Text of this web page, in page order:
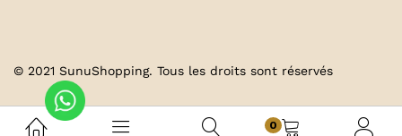
© 2021 SunuShopping. Tous les droits sont réservés
0